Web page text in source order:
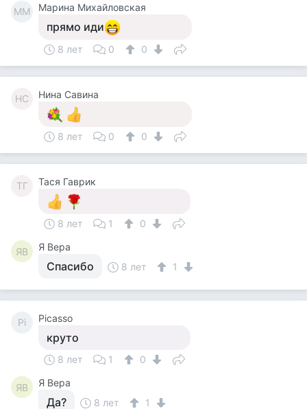
ММ Марина Михайловская
прямо иди
8 лет 0 0
НС Нина Савина
8 лет 0 0
ТГ Тася Гаврик
8 лет 1 0
ЯВ Я Вера
Спасибо 8 лет 1
Pi Picasso
круто
8 лет 1 0
ЯВ Я Вера
Да? 8 лет 1